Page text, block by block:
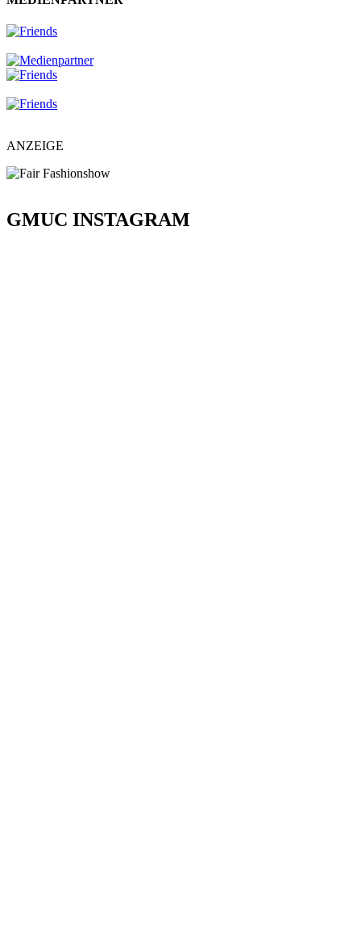
ANZEIGE
GMUC INSTAGRAM